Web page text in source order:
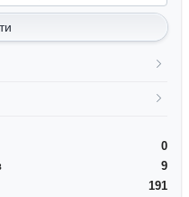
0
9
191